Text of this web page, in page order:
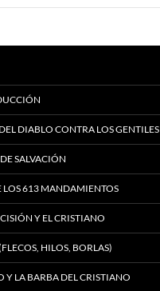
DIABLO CONTRA LOS GENTILES
SALVACIÓN
LOS 613 MANDAMIENTOS
Y EL CRISTIANO
HILOS, BORLAS)
Y LA BARBA DEL CRISTIANO